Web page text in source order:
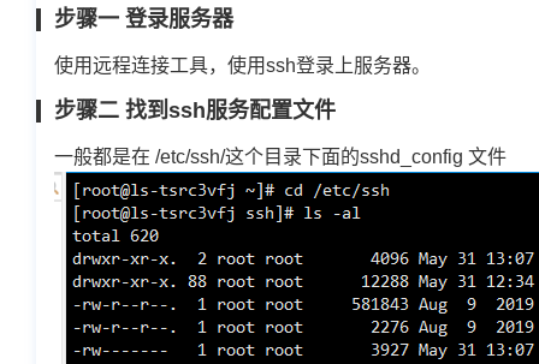
步骤一 登录服务器
使用远程连接工具，使用ssh登录上服务器。
步骤二 找到ssh服务配置文件
一般都是在 /etc/ssh/这个目录下面的sshd_config 文件